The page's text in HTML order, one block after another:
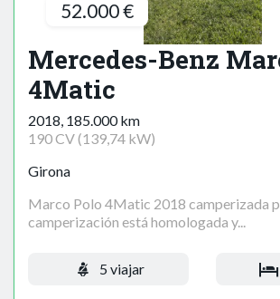
52.000 €
Mercedes-Benz
4Matic
2018, 185.000 km
190 CV (139,74 kW)
Girona
Marco Polo 4Matic 2018 camperizada
camperización está homologada y...
5 viajar